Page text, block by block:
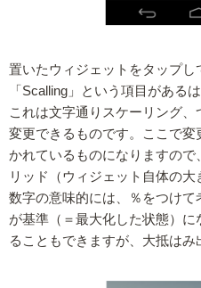
置いたウィジェットをタップし
「Scalling」という項目があるは
これは文字通りスケーリング
変更できるものです。ここで
かれているものになりますの
リッド（ウィジェット自体の大
数字の意味的には、％をつけ
が基準（＝最大化した状態）
ることもできますが、大抵はみ